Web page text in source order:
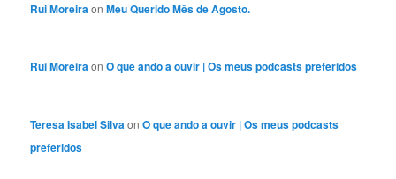
Rui MoreiraonMeu Querido Mês de Agosto.
Rui MoreiraonO que ando a ouvir | Os meus podcasts preferidos
Teresa Isabel SilvaonO que ando a ouvir | Os meus podcasts
preferidos